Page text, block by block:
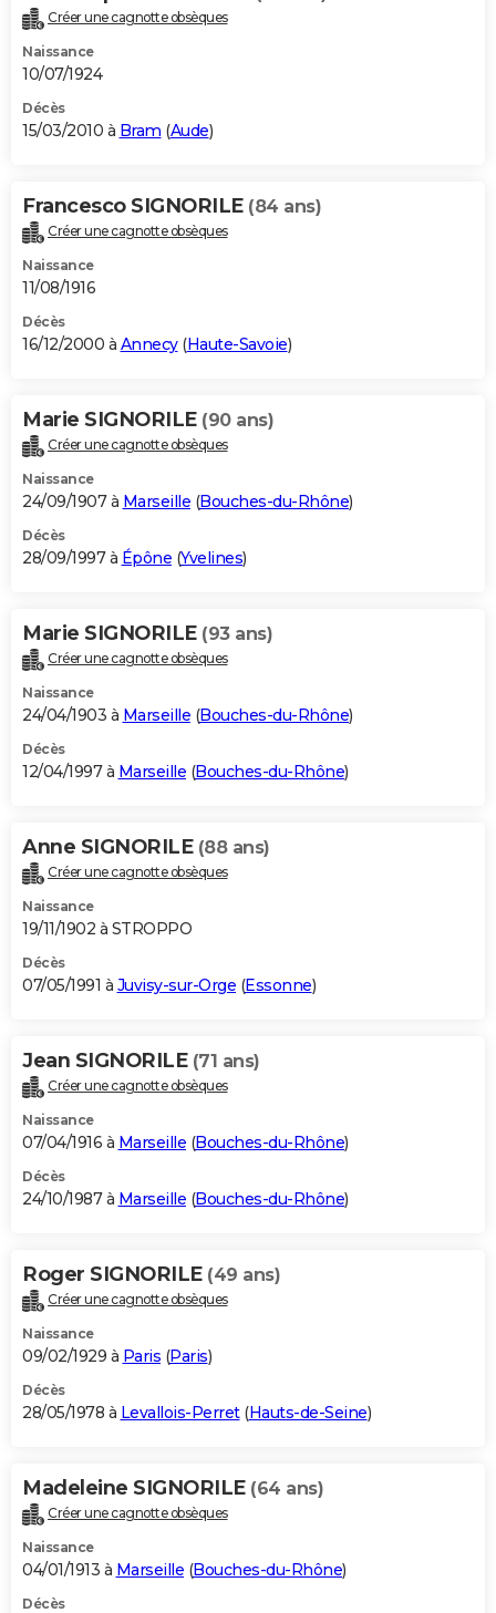
Créer une cagnotte obsèques
Naissance
10/07/1924
Décès
15/03/2010 à Bram (Aude)
Francesco SIGNORILE (84 ans)
Créer une cagnotte obsèques
Naissance
11/08/1916
Décès
16/12/2000 à Annecy(Haute-Savoie)
Marie SIGNORILE (90 ans)
Créer une cagnotte obsèques
Naissance
24/09/1907 à Marseille (Bouches-du-Rhône)
Décès
28/09/1997 à Épône (Yvelines)
Marie SIGNORILE (93 ans)
Créer une cagnotte obsèques
Naissance
24/04/1903 à Marseille (Bouches-du-Rhône)
Décès
12/04/1997 à Marseille (Bouches-du-Rhône)
Anne SIGNORILE (88 ans)
Créer une cagnotte obsèques
Naissance
19/11/1902 à STROPPO
Décès
07/05/1991 à Juvisy-sur-Orge (Essonne)
Jean SIGNORILE (71 ans)
Créer une cagnotte obsèques
Naissance
07/04/1916 à Marseille (Bouches-du-Rhône)
Décès
24/10/1987 à Marseille (Bouches-du-Rhône)
Roger SIGNORILE (49 ans)
Créer une cagnotte obsèques
Naissance
09/02/1929 à Paris (Paris)
Décès
28/05/1978 à Levallois-Perret(Hauts-de-Seine)
Madeleine SIGNORILE (64 ans)
Créer une cagnotte obsèques
Naissance
04/01/1913 à Marseille (Bouches-du-Rhône)
Décès